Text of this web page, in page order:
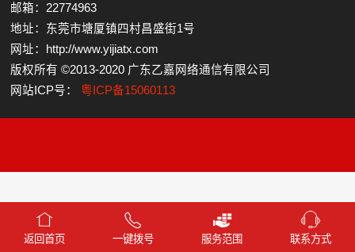
邮箱：22774963
地址：东莞市塘厦镇四村昌盛街1号
网址：http://www.yijiatx.com
版权所有 ©2013-2020 广东乙嘉网络通信有限公司
网站ICP号：
粤ICP备15060113
返回首页 一键拨号 服务范围 联系方式